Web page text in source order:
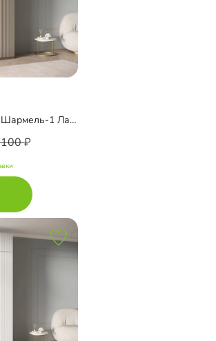
Распашной шкаф Шармель-1 Лайф Эмаль